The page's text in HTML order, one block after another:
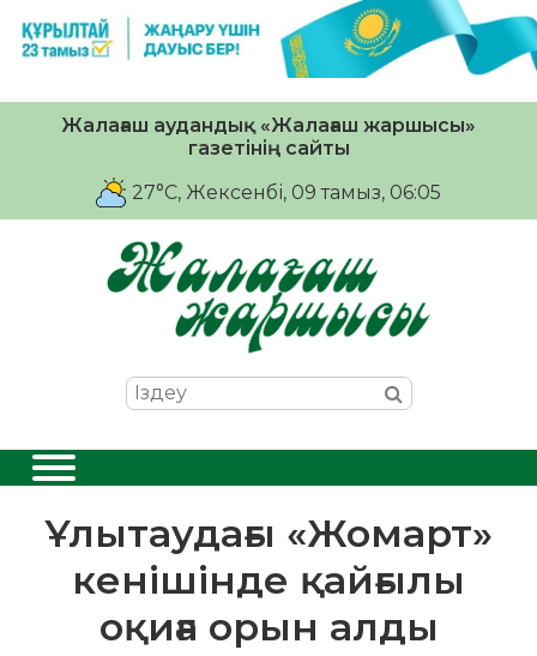
Жалағаш аудандық «Жалағаш жаршысы»
газетінің сайты
27°C, Жексенбі, 09 тамыз, 06:05
Ұлытаудағы «Жомарт»
кенішінде қайғылы
оқиға орын алды